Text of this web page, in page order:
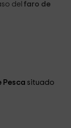
con la
que
resto de
o sin necesidad
de
y lejos del
de romántica y
del faro de
Pesca situado